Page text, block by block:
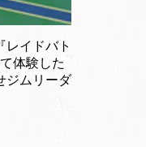
レイドバト
体験した
ジムリーダ